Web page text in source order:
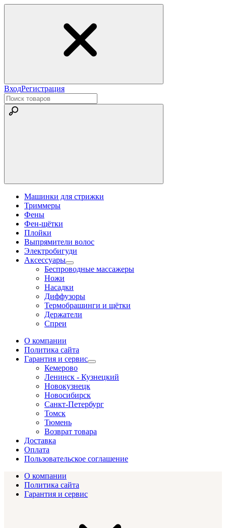
ВходРегистрация
Машинки для стрижки
Триммеры
Фены
Фен-щётки
Плойки
Выпрямители волос
Электробигуди
Аксессуары
Беспроводные массажеры
Ножи
Насадки
Диффузоры
Термобрашинги и щётки
Держатели
Спреи
О компании
Политика сайта
Гарантия и сервис
Кемерово
Ленинск - Кузнецкий
Новокузнецк
Новосибирск
Санкт-Петербург
Томск
Тюмень
Возврат товара
Доставка
Оплата
Пользовательское соглашение
О компании
Политика сайта
Гарантия и сервис